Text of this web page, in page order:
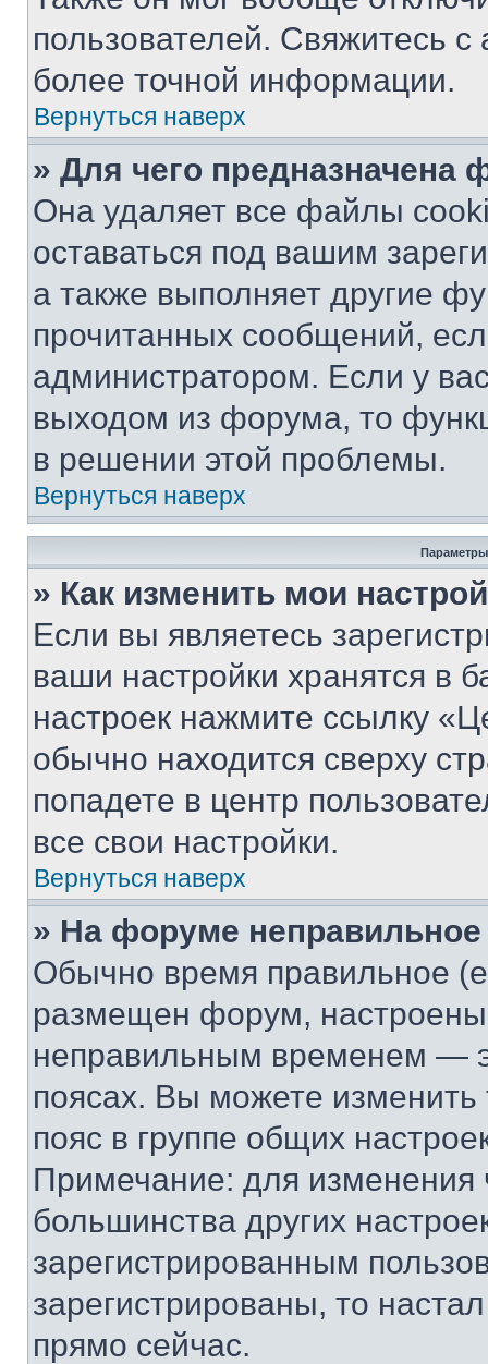
пользователей. Свяжитесь
более точной информации.
Вернуться наверх
» Для чего предназначена
Она удаляет все файлы
оставаться под вашим
а также выполняет другие
прочитанных сообщений,
администратором. Если у
выходом из форума, то
в решении этой проблемы.
Вернуться наверх
Параметры
» Как изменить мои
Если вы являетесь
ваши настройки хранятся в
настроек нажмите ссылку
обычно находится сверху
попадете в центр
все свои настройки.
Вернуться наверх
» На форуме
Обычно время правильное
размещен форум, настроены
неправильным временем —
поясах. Вы можете изменить
пояс в группе общих
Примечание: для изменения
большинства других
зарегистрированным
зарегистрированы, то
прямо сейчас.